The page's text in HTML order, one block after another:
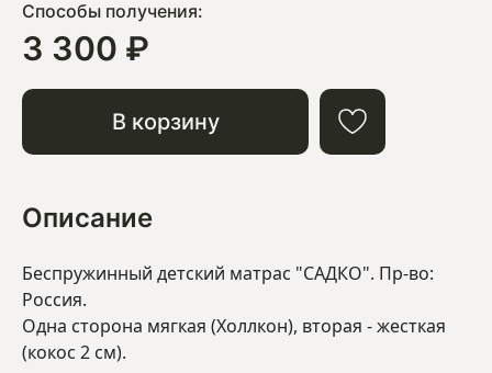
Способы получения:
3 300 ₽
В корзину
Описание
Беспружинный детский матрас "САДКО". Пр-во:
Россия.
Одна сторона мягкая (Холлкон), вторая - жесткая
(кокос 2 см).